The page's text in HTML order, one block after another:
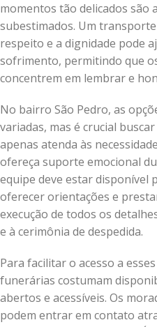
momentos tão delicados são
subestimados. Um
respeito e a dignidade pode
sofrimento, permitindo que
concentrem em lembrar e
No bairro São Pedro, as
variadas, mas é crucial
apenas atenda às
ofereça suporte emocional
equipe deve estar disponível
oferecer orientações e
execução de todos os
e à cerimônia de despedida.
Para facilitar o acesso a
funerárias costumam
abertos e acessíveis. Os
podem entrar em contato